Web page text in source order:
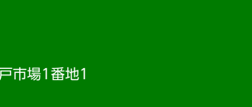
市場1番地1